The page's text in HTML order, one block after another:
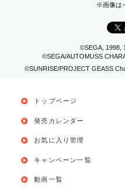
※画像は
©SEGA, 1998,
©SEGA/AUTOMUSS
©SUNRISE/PROJECT GEASS
トップページ
発売カレンダー
お気に入り管理
キャンペーン一覧
動画一覧